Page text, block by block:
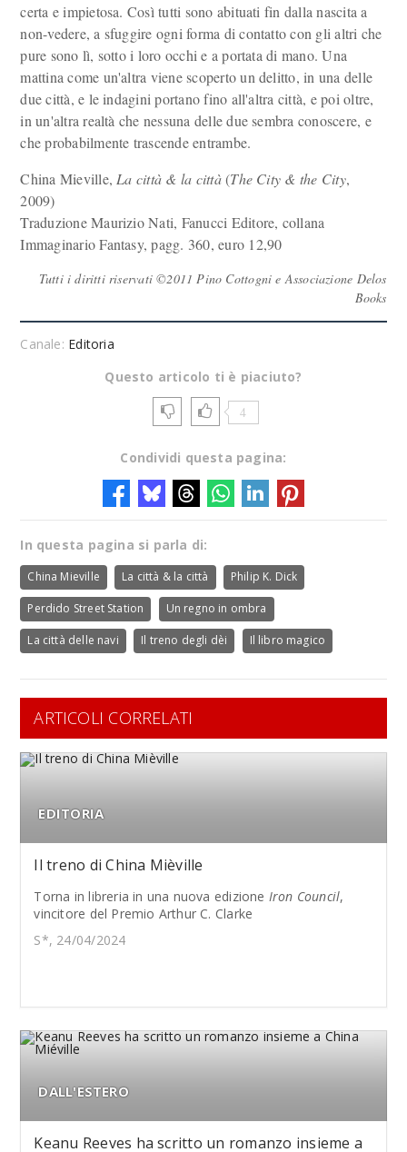
certa e impietosa. Così tutti sono abituati fin dalla nascita a
non-vedere, a sfuggire ogni forma di contatto con gli altri che
pure sono lì, sotto i loro occhi e a portata di mano. Una
mattina come un'altra viene scoperto un delitto, in una delle
due città, e le indagini portano fino all'altra città, e poi oltre,
in un'altra realtà che nessuna delle due sembra conoscere, e
che probabilmente trascende entrambe.
China Mieville, La città & la città(The City & the City,
2009)
Traduzione Maurizio Nati, Fanucci Editore, collana
Immaginario Fantasy, pagg. 360, euro 12,90
Tutti i diritti riservati ©2011 Pino Cottogni e Associazione Delos
Books
Canale: Editoria
Questo articolo ti è piaciuto?
4
Condividi questa pagina:
In questa pagina si parla di:
China Mieville La città & la città Philip K. Dick
Perdido Street Station Un regno in ombra
La città delle navi Il treno degli dèi Il libro magico
ARTICOLI CORRELATI
EDITORIA
Il treno di China Mièville
Torna in libreria in una nuova edizione Iron Council,
vincitore del Premio Arthur C. Clarke
S*, 24/04/2024
DALL'ESTERO
Keanu Reeves ha scritto un romanzo insieme a